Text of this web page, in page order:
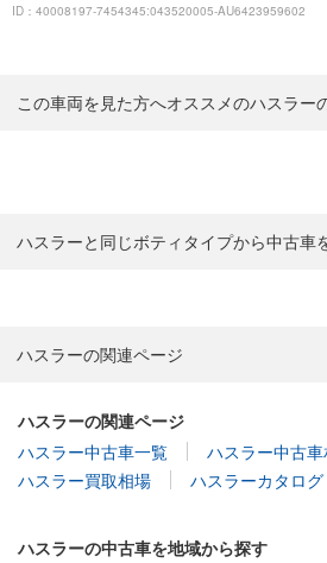
ID：40008197-7454345:043520005-AU6423959602
この車両を見た方へオススメのハスラー
ハスラーと同じボティタイプから中古車
ハスラーの関連ページ
ハスラーの関連ページ
ハスラー中古車一覧
ハスラー中古
ハスラー買取相場
ハスラーカタログ
ハスラーの中古車を地域から探す